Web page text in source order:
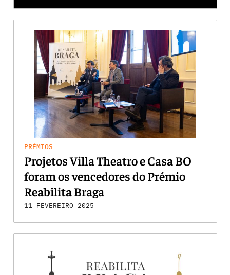
PRÉMIOS
Projetos Villa Theatro e Casa BO
foram os vencedores do Prémio
Reabilita Braga
11 FEVEREIRO 2025